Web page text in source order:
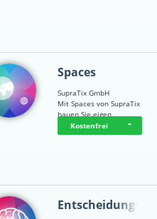
Spaces
SupraTix GmbH
Mit Spaces von SupraTix
bauen Sie eigen…
Kostenfrei
Entscheidungsps…